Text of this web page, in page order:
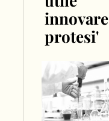
innovare
protesi'